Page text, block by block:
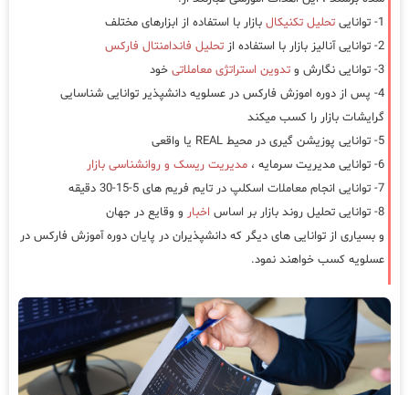
1- توانایی
تحلیل تکنیکال بازار با استفاده از ابزارهای مختلف
2- توانایی آنالیز بازار با استفاده از
تحلیل فاندامنتال فارکس
3- توانایی نگارش و
تدوین استراتژی معاملاتی خود
4- پس از دوره اموزش فارکس در عسلویه دانشپذیر توانایی شناسایی
گرایشات بازار را کسب میکند
5- توانایی پوزیشن گیری در محیط REAL یا واقعی
6- توانایی مدیریت سرمایه ،
مدیریت ریسک و روانشناسی بازار
7- توانایی انجام معاملات اسکلپ در تایم فریم های 5-15-30 دقیقه
8- توانایی تحلیل روند بازار بر اساس
اخبار و وقایع در جهان
و بسیاری از توانایی های دیگر که دانشپذیران در پایان دوره آموزش فارکس در
عسلویه کسب خواهند نمود.